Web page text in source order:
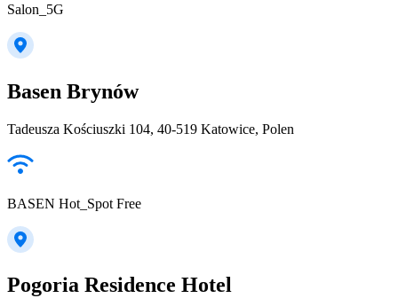
Salon_5G
Basen Brynów
Tadeusza Kościuszki 104, 40-519 Katowice, Polen
BASEN Hot_Spot Free
Pogoria Residence Hotel